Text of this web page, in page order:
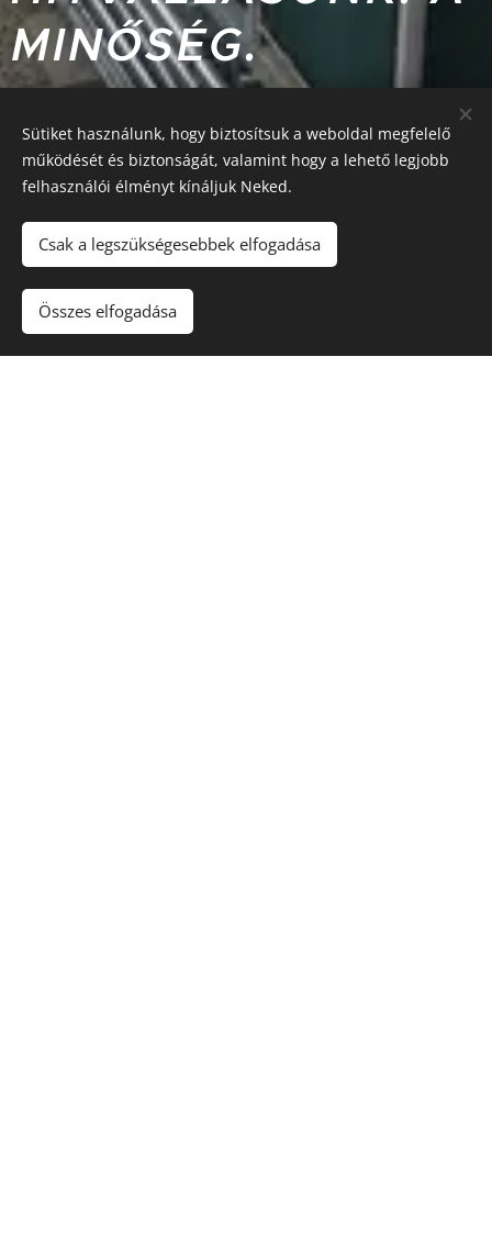
MINŐSÉG.
Ez a szó tartalmaz mindent, ami
számunkra fontos.
Úgy gondoljuk, hogy az ehhez vezető út:
Sütiket használunk, hogy biztosítsuk a weboldal megfelelő
működését és biztonságát, valamint hogy a lehető legjobb
felhasználói élményt kínáljuk Neked.
Csak a legszükségesebbek elfogadása
Összes elfogadása